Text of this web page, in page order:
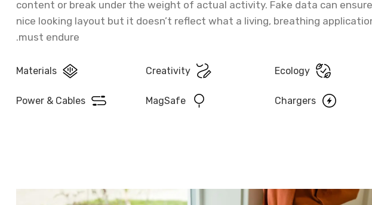
content or break under the weight of actual activity. Fake data can
nice looking layout but it doesn’t reflect what a living, breathing
must endure.
Ecology
Chargers
Creativity
MagSafe
Materials
Power & Cables